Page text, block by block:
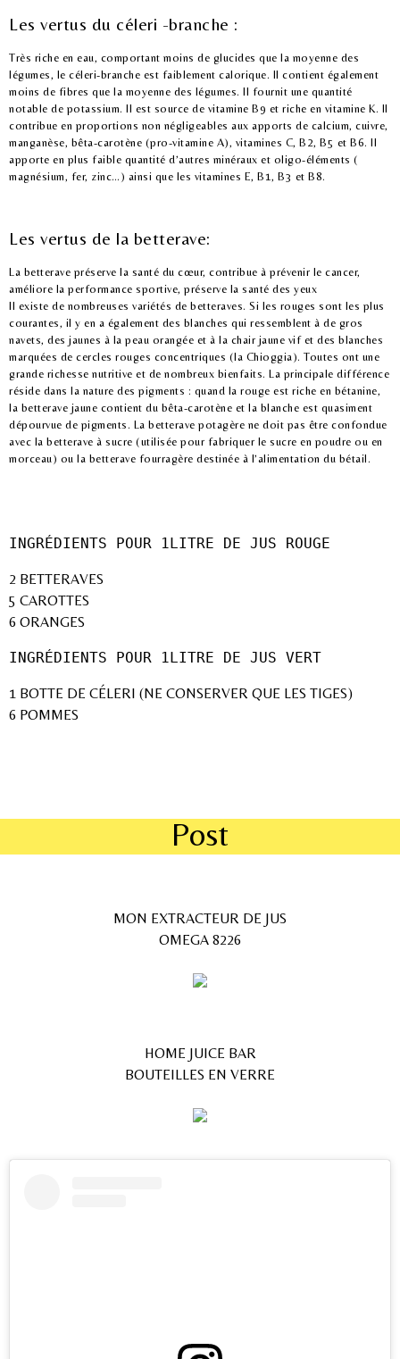
Les vertus du céleri -branche :
Très riche en eau, comportant moins de glucides que la moyenne des
légumes, le céleri-branche est faiblement calorique. Il contient également
moins de fibres que la moyenne des légumes. Il fournit une quantité
notable de potassium. Il est source de vitamine B9 et riche en vitamine K. Il
contribue en proportions non négligeables aux apports de calcium, cuivre,
manganèse, bêta-carotène (pro-vitamine A), vitamines C, B2, B5 et B6. Il
apporte en plus faible quantité d’autres minéraux et oligo-éléments (
magnésium, fer, zinc…) ainsi que les vitamines E, B1, B3 et B8.
Les vertus de la betterave:
La betterave préserve la santé du cœur, contribue à prévenir le cancer,
améliore la performance sportive, préserve la santé des yeux
Il existe de nombreuses variétés de betteraves. Si les rouges sont les plus
courantes, il y en a également des blanches qui ressemblent à de gros
navets, des jaunes à la peau orangée et à la chair jaune vif et des blanches
marquées de cercles rouges concentriques (la Chioggia). Toutes ont une
grande richesse nutritive et de nombreux bienfaits. La principale différence
réside dans la nature des pigments : quand la rouge est riche en bétanine,
la betterave jaune contient du bêta-carotène et la blanche est quasiment
dépourvue de pigments. La betterave potagère ne doit pas être confondue
avec la betterave à sucre (utilisée pour fabriquer le sucre en poudre ou en
morceau) ou la betterave fourragère destinée à l’alimentation du bétail.
INGRÉDIENTS POUR 1LITRE DE JUS ROUGE
2 BETTERAVES
5 CAROTTES
6 ORANGES
INGRÉDIENTS POUR 1LITRE DE JUS VERT
1 BOTTE DE CÉLERI (NE CONSERVER QUE LES TIGES)
6 POMMES
Post
MON EXTRACTEUR DE JUS
OMEGA 8226
HOME JUICE BAR
BOUTEILLES EN VERRE